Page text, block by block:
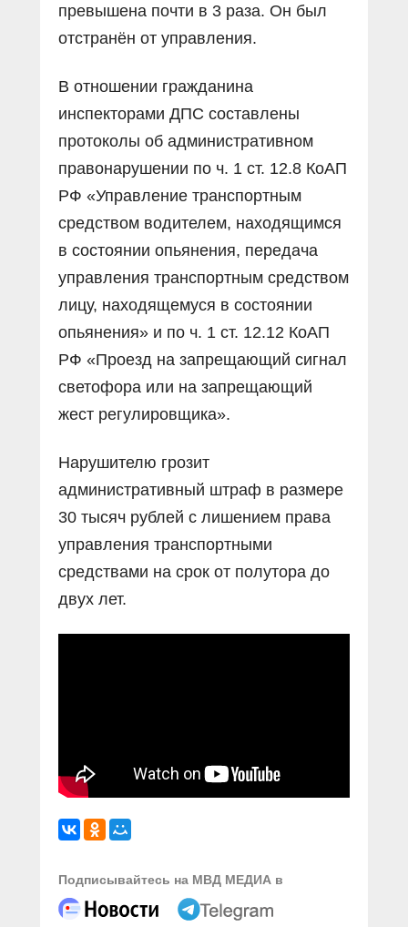
превышена почти в 3 раза. Он был
отстранён от управления.
В отношении гражданина
инспекторами ДПС составлены
протоколы об административном
правонарушении по ч. 1 ст. 12.8 КоАП
РФ «Управление транспортным
средством водителем, находящимся
в состоянии опьянения, передача
управления транспортным средством
лицу, находящемуся в состоянии
опьянения» и по ч. 1 ст. 12.12 КоАП
РФ «Проезд на запрещающий сигнал
светофора или на запрещающий
жест регулировщика».
Нарушителю грозит
административный штраф в размере
30 тысяч рублей с лишением права
управления транспортными
средствами на срок от полутора до
двух лет.
Подписывайтесь на МВД МЕДИА в